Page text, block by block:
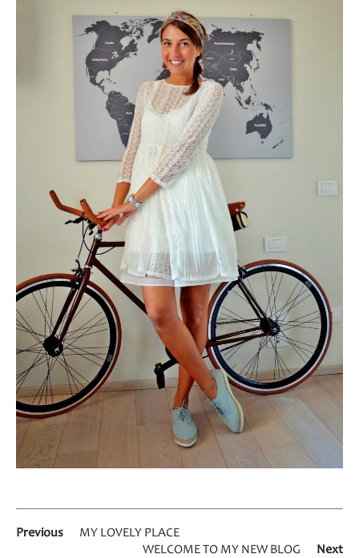
Previous
MY LOVELY PLACE
Next
WELCOME TO MY NEW BLOG